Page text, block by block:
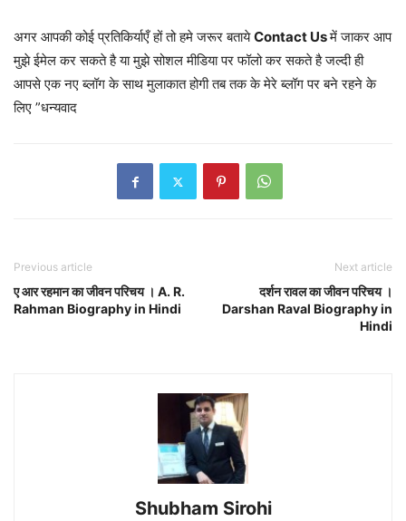
अगर आपकी कोई प्रतिकिर्याएँ हों तो हमे जरूर बतायेContact Usमें जाकर आप
मुझे ईमेल कर सकते है या मुझे सोशल मीडिया पर फॉलो कर सकते है जल्दी ही
आपसे एक नए ब्लॉग के साथ मुलाकात होगी तब तक के मेरे ब्लॉग पर बने रहने के
लिए ”धन्यवाद
Previous article
ए आर रहमान का जीवन परिचय । A. R.
Rahman Biography in Hindi
Next article
दर्शन रावल का जीवन परिचय ।
Darshan Raval Biography in
Hindi
Shubham Sirohi